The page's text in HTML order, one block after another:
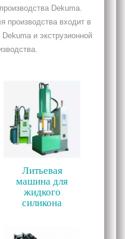
Dekuma.
производства входит в
и экструзионной
Литьевая
машина для
жидкого
силикона